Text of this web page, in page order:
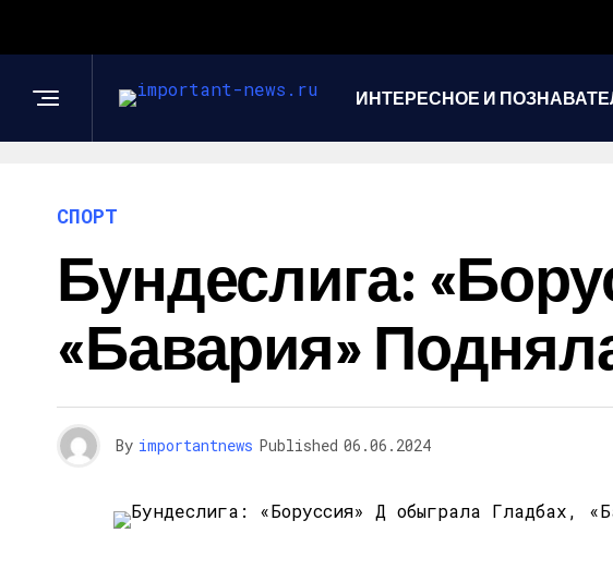
ИНТЕРЕСНОЕ И
СПОРТ
Бундеслига:
«Бавария»
By importantnews Published 06.06.2024